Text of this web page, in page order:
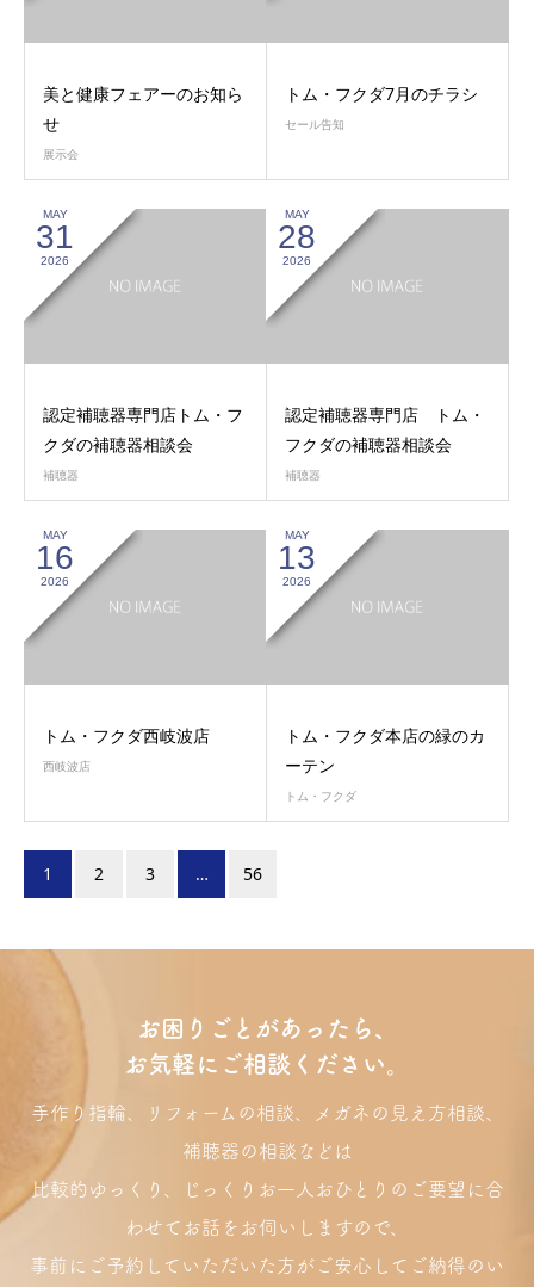
美と健康フェアーのお知ら
せ
展示会
トム・フクダ7月のチラシ
セール告知
MAY
31
2026
認定補聴器専門店トム・フ
クダの補聴器相談会
補聴器
MAY
28
2026
認定補聴器専門店 トム・
フクダの補聴器相談会
補聴器
MAY
16
2026
トム・フクダ西岐波店
西岐波店
MAY
13
2026
トム・フクダ本店の緑のカ
ーテン
トム・フクダ
1 2 3 … 56
お困りごとがあったら、
お気軽にご相談ください。
手作り指輪、リフォームの相談、メガネの見え方相談、
補聴器の相談などは
比較的ゆっくり、じっくりお一人おひとりのご要望に合
わせてお話をお伺いしますので、
事前にご予約していただいた方がご安心してご納得のい